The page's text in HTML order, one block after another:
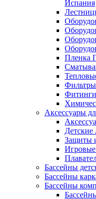
Испания
Пленка
Аксессуары
Детские
Защиты
Бассейны
Бассейны
Бассейны